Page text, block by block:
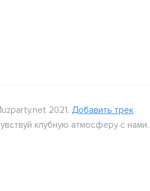
2021. Добавить трек
клубную атмосферу с